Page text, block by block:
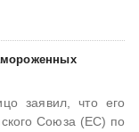
заявил, что его
Союза (ЕС) по